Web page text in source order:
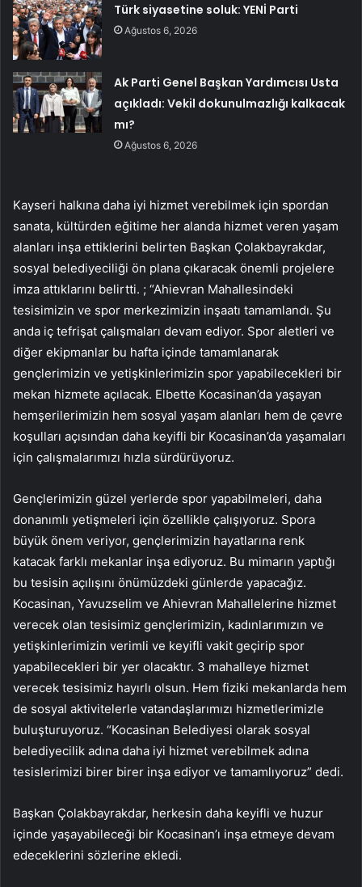
Türk siyasetine soluk: YENİ Parti
Ağustos 6, 2026
Ak Parti Genel Başkan Yardımcısı Usta
açıkladı: Vekil dokunulmazlığı kalkacak
mı?
Ağustos 6, 2026
Kayseri halkına daha iyi hizmet verebilmek için spordan
sanata, kültürden eğitime her alanda hizmet veren yaşam
alanları inşa ettiklerini belirten Başkan Çolakbayrakdar,
sosyal belediyeciliği ön plana çıkaracak önemli projelere
imza attıklarını belirtti. ; “Ahievran Mahallesindeki
tesisimizin ve spor merkezimizin inşaatı tamamlandı. Şu
anda iç tefrişat çalışmaları devam ediyor. Spor aletleri ve
diğer ekipmanlar bu hafta içinde tamamlanarak
gençlerimizin ve yetişkinlerimizin spor yapabilecekleri bir
mekan hizmete açılacak. Elbette Kocasinan’da yaşayan
hemşerilerimizin hem sosyal yaşam alanları hem de çevre
koşulları açısından daha keyifli bir Kocasinan’da yaşamaları
için çalışmalarımızı hızla sürdürüyoruz.
Gençlerimizin güzel yerlerde spor yapabilmeleri, daha
donanımlı yetişmeleri için özellikle çalışıyoruz. Spora
büyük önem veriyor, gençlerimizin hayatlarına renk
katacak farklı mekanlar inşa ediyoruz. Bu mimarın yaptığı
bu tesisin açılışını önümüzdeki günlerde yapacağız.
Kocasinan, Yavuzselim ve Ahievran Mahallelerine hizmet
verecek olan tesisimiz gençlerimizin, kadınlarımızın ve
yetişkinlerimizin verimli ve keyifli vakit geçirip spor
yapabilecekleri bir yer olacaktır. 3 mahalleye hizmet
verecek tesisimiz hayırlı olsun. Hem fiziki mekanlarda hem
de sosyal aktivitelerle vatandaşlarımızı hizmetlerimizle
buluşturuyoruz. “Kocasinan Belediyesi olarak sosyal
belediyecilik adına daha iyi hizmet verebilmek adına
tesislerimizi birer birer inşa ediyor ve tamamlıyoruz” dedi.
Başkan Çolakbayrakdar, herkesin daha keyifli ve huzur
içinde yaşayabileceği bir Kocasinan’ı inşa etmeye devam
edeceklerini sözlerine ekledi.